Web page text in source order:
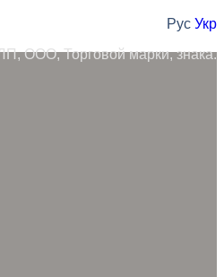
Рус Укр
ООО, Торговой марки, знака.